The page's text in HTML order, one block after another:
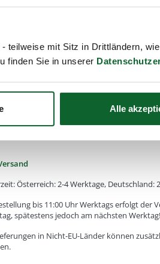
teilweise mit Sitz in Drittländern,
finden Sie in unserer
Alle
von Kost Kamm gefertigten Holz
Rohstoffen. Daher kann es
Struktur oder Maserung kommen.
Abweichungen machen aus jedem
Österreich: 2-4 Werktage, Deutschland:
bis 11:00 Uhr Werktags erfolgt der
spätestens jedoch am nächsten Werktag!
in Nicht-EU-Länder können